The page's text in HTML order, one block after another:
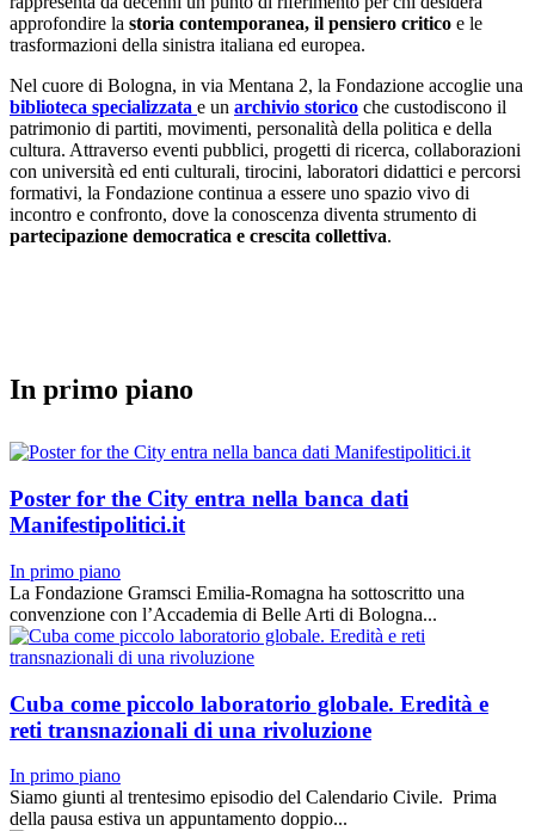
approfondire la storia contemporanea, il pensiero critico e le
trasformazioni della sinistra italiana ed europea.
Nel cuore di Bologna, in via Mentana 2, la Fondazione accoglie una
biblioteca specializzata e un archivio storico che custodiscono il
patrimonio di partiti, movimenti, personalità della politica e della
cultura. Attraverso eventi pubblici, progetti di ricerca, collaborazioni
con università ed enti culturali, tirocini, laboratori didattici e percorsi
formativi, la Fondazione continua a essere uno spazio vivo di
incontro e confronto, dove la conoscenza diventa strumento di
partecipazione democratica e crescita collettiva.
In primo piano
Poster for the City entra nella banca dati
Manifestipolitici.it
In primo piano
La Fondazione Gramsci Emilia-Romagna ha sottoscritto una
convenzione con l’Accademia di Belle Arti di Bologna...
Cuba come piccolo laboratorio globale. Eredità e
reti transnazionali di una rivoluzione
In primo piano
Siamo giunti al trentesimo episodio del Calendario Civile. Prima
della pausa estiva un appuntamento doppio...